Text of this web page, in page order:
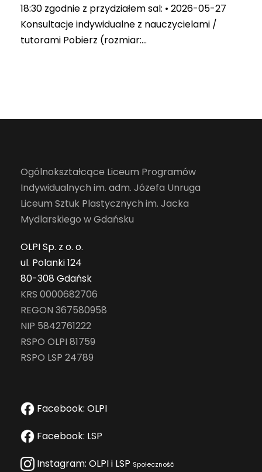
18:30 zgodnie z przydziałem sal: • 2026-05-27
Konsultacje indywidualne z nauczycielami /
tutorami Pobierz (rozmiar:...
Ogólnokształcące Liceum Programów
Indywidualnych im. adm. Józefa Unruga
Liceum Sztuk Plastycznych im. Jacka
Mydlarskiego w Gdańsku
OLPI Sp. z o. o.
ul. Polanki 124
80-308 Gdańsk
KRS 0000682706
REGON 367580958
NIP 5842761222
RSPO OLPI 81759
RSPO LSP 24789
Facebook: OLPI
Facebook: LSP
Instagram: OLPI i LSP Społeczność